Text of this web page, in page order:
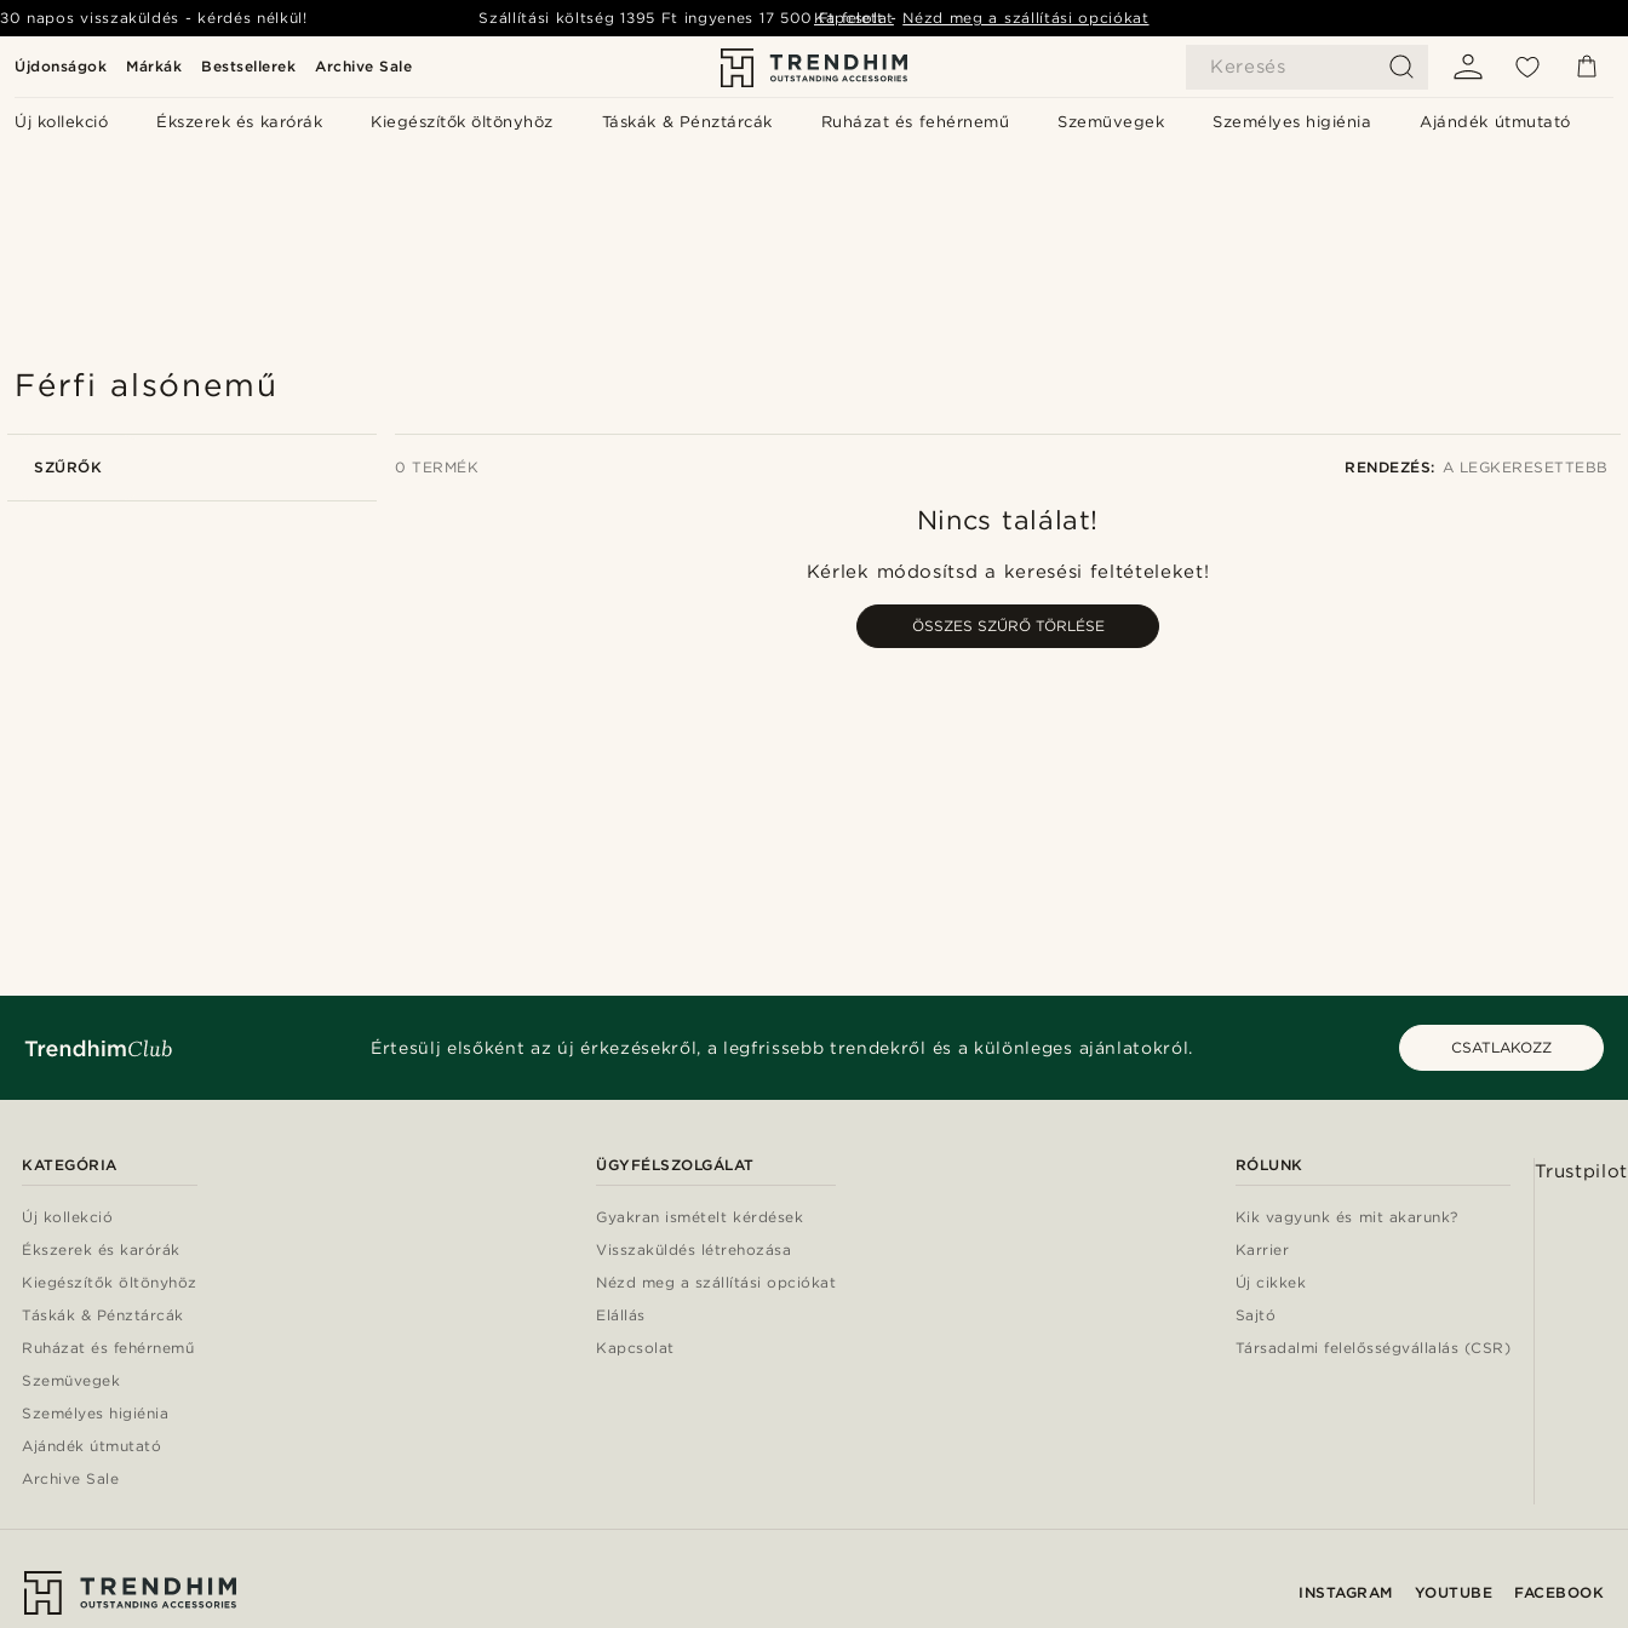
Újdonságok Márkák Bestsellerek Archive Sale Keresés
Új kollekció Ékszerek és karórák Kiegészítők öltönyhöz Táskák & Pénztárcák Ruházat és fehérnemű Szemüvegek Személyes higiénia Ajándék útmutató
30 napos visszaküldés - kérdés nélkül! Szállítási költség1395 Ft ingyenes 17 500 Ft felett- Nézd meg a szállítási opciókat
Kapcsolat
Férfi alsónemű
SZŰRŐK 0 TERMÉK RENDEZÉS: A LEGKERESETTEBB
Nincs találat!
Kérlek módosítsd a keresési feltételeket!
ÖSSZES SZŰRŐ TÖRLÉSE
Értesülj elsőként az új érkezésekről, a legfrissebb trendekről és a különleges ajánlatokról. CSATLAKOZZ
KATEGÓRIA
Új kollekció
Ékszerek és karórák
Kiegészítők öltönyhöz
Táskák & Pénztárcák
Ruházat és fehérnemű
Szemüvegek
Személyes higiénia
Ajándék útmutató
Archive Sale
ÜGYFÉLSZOLGÁLAT
Gyakran ismételt kérdések
Visszaküldés létrehozása
Nézd meg a szállítási opciókat
Elállás
Kapcsolat
RÓLUNK
Kik vagyunk és mit akarunk?
Karrier
Új cikkek
Sajtó
Társadalmi felelősségvállalás (CSR)
Trustpilot
INSTAGRAM YOUTUBE FACEBOOK